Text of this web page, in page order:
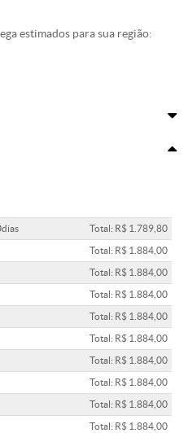
estimados para sua região:
Total: R$ 1.789,80
Total: R$ 1.884,00
Total: R$ 1.884,00
Total: R$ 1.884,00
Total: R$ 1.884,00
Total: R$ 1.884,00
Total: R$ 1.884,00
Total: R$ 1.884,00
Total: R$ 1.884,00
Total: R$ 1.884,00